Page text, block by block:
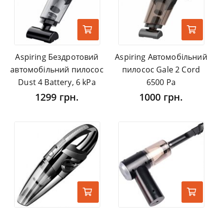
Aspiring Бездротовий
автомобільний пилосос
Dust 4 Battery, 6 kPa
1299 грн.
Aspiring Автомобільний
пилосос Gale 2 Cord
6500 Pa
1000 грн.